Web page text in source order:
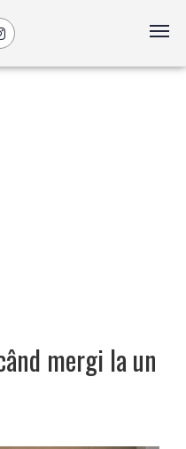
mergi la un